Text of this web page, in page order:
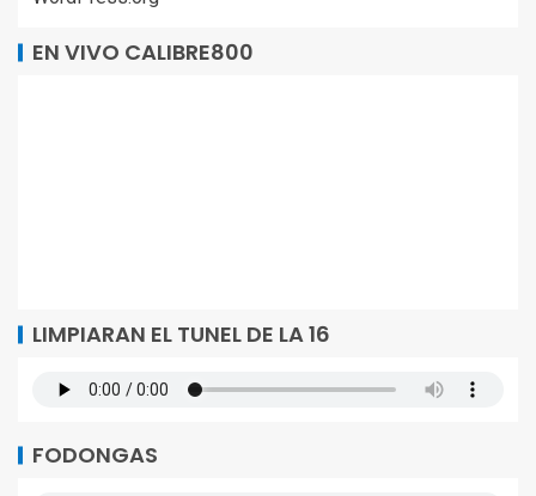
EN VIVO CALIBRE800
LIMPIARAN EL TUNEL DE LA 16
FODONGAS